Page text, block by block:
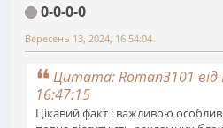
0-0-0-0
Вересень 13, 2024, 16:54:04
Цитата: Roman3101 від
16:47:15
Цікавий факт : важливою